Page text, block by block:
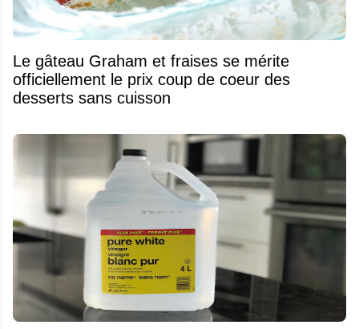
Le gâteau Graham et fraises se mérite
officiellement le prix coup de coeur des
desserts sans cuisson